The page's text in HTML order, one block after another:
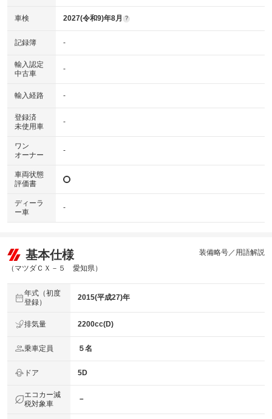
車検 2027(令和9)年8月 ?
記録簿 -
輸入認定
中古車
-
輸入経路 -
登録済
未使用車
-
ワン
オーナー
-
車両状態
評価書
ディーラ
ー車
-
基本仕様
（マツダＣＸ－５ 愛知県）
装備略号／用語解説
年式（初度
登録）
2015(平成27)年
排気量 2200cc(D)
乗車定員 ５名
ドア 5D
エコカー減
税対象車
－